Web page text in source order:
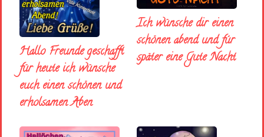
Hallo Freunde geschafft
für heute ich wünsche
euch einen schönen und
erholsamen Aben
Ich wünsche dir einen
schönen abend und fúr
später eine Gute Nacht